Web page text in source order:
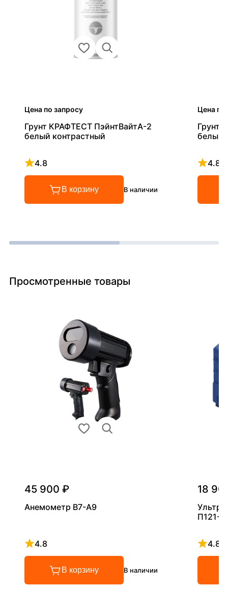
Цена по запросу
Грунт КРАФТЕСТ ПэйнтВайтА-2
белый контрастный
4.8
Рейтинг 4.8 из 5
В корзину В наличии
Цена по
Грунт
белый
4.8
Просмотренные товары
45 900 ₽
Анемометр В7-А9
4.8
Рейтинг 4.8 из 5
В корзину В наличии
18
П121-
4.8